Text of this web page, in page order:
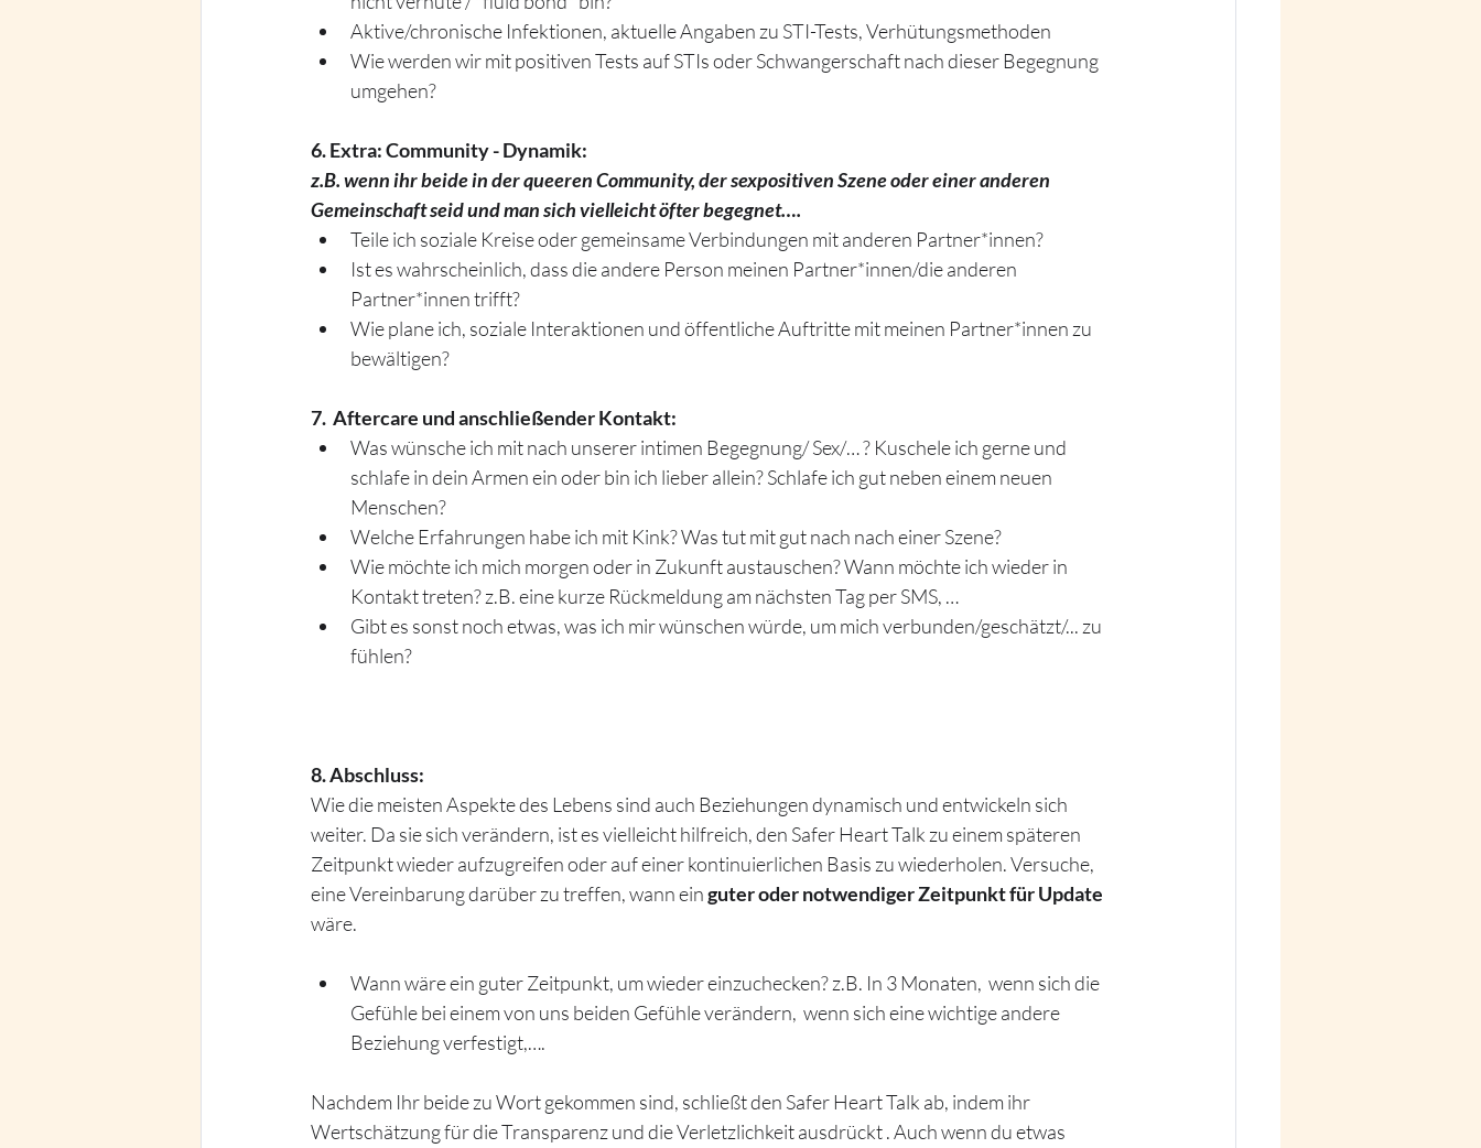
Aktive/chronische Infektionen, aktuelle Angaben zu STI-Tests, Verhütungsmethoden
Wie werden wir mit positiven Tests auf STIs oder Schwangerschaft nach dieser Begegnung
umgehen?
6. Extra: Community - Dynamik:
z.B. wenn ihr beide in der queeren Community, der sexpositiven Szene oder einer anderen
Gemeinschaft seid und man sich vielleicht öfter begegnet….
Teile ich soziale Kreise oder gemeinsame Verbindungen mit anderen Partner*innen?
Ist es wahrscheinlich, dass die andere Person meinen Partner*innen/die anderen
Partner*innen trifft?
Wie plane ich, soziale Interaktionen und öffentliche Auftritte mit meinen Partner*innen zu
bewältigen?
7.  Aftercare und anschließender Kontakt:
Was wünsche ich mit nach unserer intimen Begegnung/ Sex/… ? Kuschele ich gerne und
schlafe in dein Armen ein oder bin ich lieber allein? Schlafe ich gut neben einem neuen
Menschen?
Welche Erfahrungen habe ich mit Kink? Was tut mit gut nach nach einer Szene?
Wie möchte ich mich morgen oder in Zukunft austauschen? Wann möchte ich wieder in
Kontakt treten? z.B. eine kurze Rückmeldung am nächsten Tag per SMS, …
Gibt es sonst noch etwas, was ich mir wünschen würde, um mich verbunden/geschätzt/... zu
fühlen?
8. Abschluss:
Wie die meisten Aspekte des Lebens sind auch Beziehungen dynamisch und entwickeln sich
weiter. Da sie sich verändern, ist es vielleicht hilfreich, den Safer Heart Talk zu einem späteren
Zeitpunkt wieder aufzugreifen oder auf einer kontinuierlichen Basis zu wiederholen. Versuche,
eine Vereinbarung darüber zu treffen, wann ein guter oder notwendiger Zeitpunkt für Update
wäre.
Wann wäre ein guter Zeitpunkt, um wieder einzuchecken? z.B. In 3 Monaten,  wenn sich die
Gefühle bei einem von uns beiden Gefühle verändern,  wenn sich eine wichtige andere
Beziehung verfestigt,….
Nachdem Ihr beide zu Wort gekommen sind, schließt den Safer Heart Talk ab, indem ihr
Wertschätzung für die Transparenz und die Verletzlichkeit ausdrückt . Auch wenn du etwas